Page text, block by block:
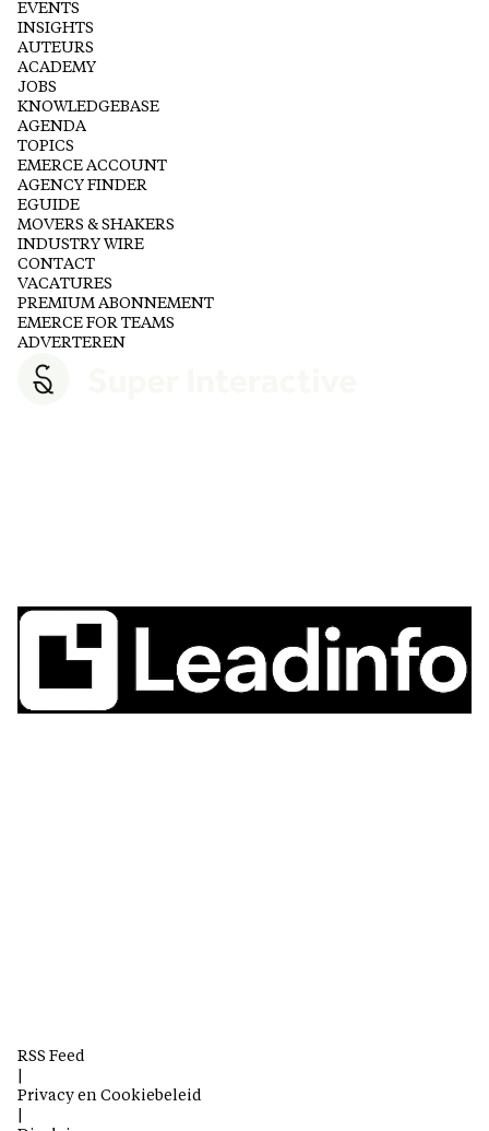
EVENTS
INSIGHTS
AUTEURS
ACADEMY
JOBS
KNOWLEDGEBASE
AGENDA
TOPICS
EMERCE ACCOUNT
AGENCY FINDER
EGUIDE
MOVERS & SHAKERS
INDUSTRY WIRE
CONTACT
VACATURES
PREMIUM ABONNEMENT
EMERCE FOR TEAMS
ADVERTEREN
RSS Feed
Privacy en Cookiebeleid